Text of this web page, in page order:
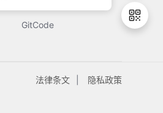
GitCode
法律条文 隐私政策